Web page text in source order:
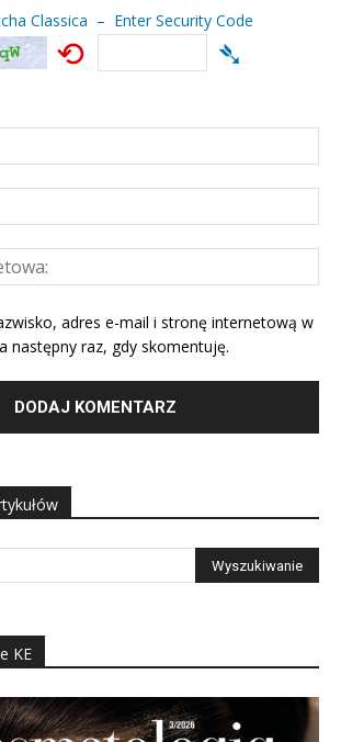
Classica – Enter Security Code
⟲ ➴
adres e-mail i stronę internetową w
następny raz, gdy skomentuję.
KE